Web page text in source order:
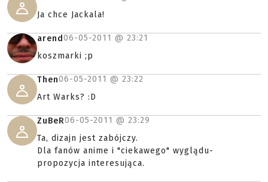
Ja chce Jackala!
arend06-05-2011 @ 23:21
koszmarki ;p
Then06-05-2011 @ 23:22
Art Warks? :D
ZuBeR06-05-2011 @ 23:29
Ta, dizajn jest zabójczy.
Dla fanów anime i "ciekawego" wyglądu-
propozycja interesująca.